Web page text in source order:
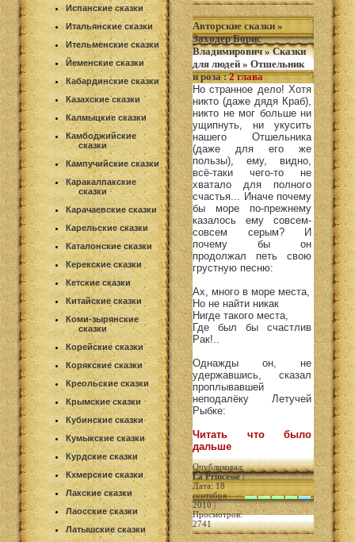
Испанские сказки
Итальянские сказки
Ительменские сказки
Йеменские сказки
Кабардинские сказки
Казахские сказки
Калмыцкие сказки
Камбоджийские
сказки
Кампучийские сказки
Каракалпакские
сказки
Карачаевские сказки
Карельские сказки
Каталонские сказки
Керекские сказки
Кетские сказки
Китайские сказки
Коми-зырянские
сказки
Корейские сказки
Корякские сказки
Креольские сказки
Крымские сказки
Кубинские сказки
Кумыкские сказки
Курдские сказки
Кхмерские сказки
Лакские сказки
Лаосские сказки
Латышские сказки
Авторские сказки »
Заходер Борис
Владимирович»Сказки
для людей » Отшельник
и роза:2 глава
Но странное дело! Хотя
никто (даже дядя Краб),
никто не мог больше ни
ущипнуть, ни укусить
нашего Отшельника
(даже для его же
пользы), ему, видно,
всё-таки чего-то не
хватало для полного
счастья... Иначе почему
бы море по-прежнему
казалось ему совсем-
совсем серым? И
почему бы он
продолжал петь свою
грустную песню:
Ax, много в море места,
Но не найти никак
Нигде такого места,
Где был бы счастлив
Рак!..
Однажды он, не
удержавшись, сказал
проплывавшей
неподалёку Летучей
Рыбке:
Читать что было
дальше
Опубликовал:
La Princesse|
Дата: 18
сентября
2010 |
Просмотров:
2741